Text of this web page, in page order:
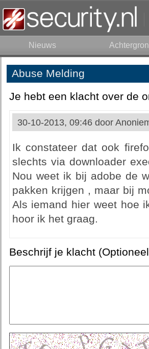
Nieuws
Abuse Melding
Je hebt een klacht over de
30-10-2013, 09:46 door
Ik constateer dat ook
slechts via downloader
Nou weet ik bij adobe de
pakken krijgen , maar bij
Als iemand hier weet hoe
hoor ik het graag.
Beschrijf je klacht